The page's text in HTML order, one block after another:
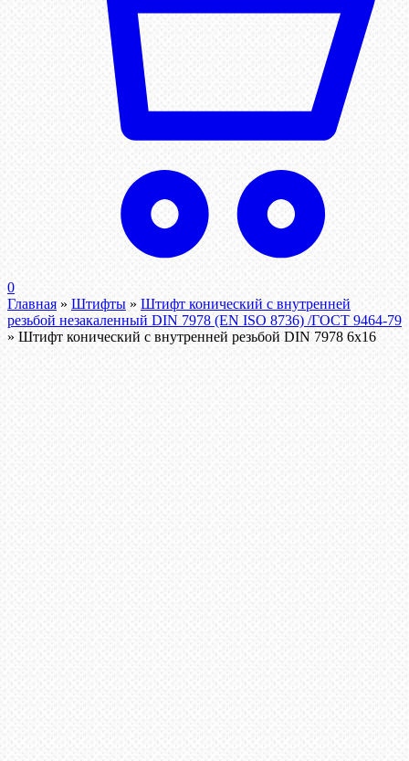
0
Главная » Штифты » Штифт конический с внутренней
резьбой незакаленный DIN 7978 (EN ISO 8736) /ГОСТ 9464-79
» Штифт конический с внутренней резьбой DIN 7978 6х16